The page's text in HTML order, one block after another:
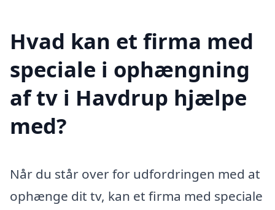
Hvad kan et firma med
speciale i ophængning
af tv i Havdrup hjælpe
med?
Når du står over for udfordringen med at
ophænge dit tv, kan et firma med speciale